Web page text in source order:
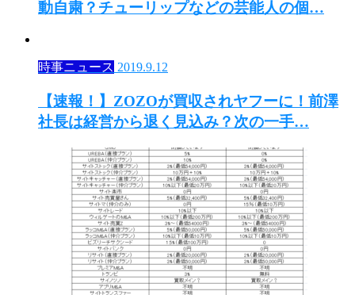
動自粛？チューリップなどの芸能人の個…
時事ニュース 2019.9.12
【速報！】ZOZOが買収されヤフーに！前澤
社長は経営から退く見込み？次の一手…